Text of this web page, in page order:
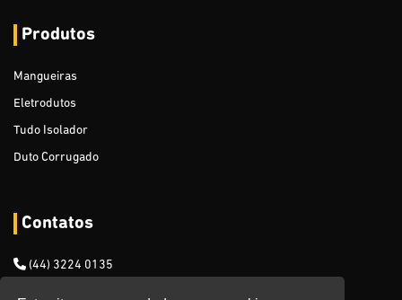
Mangueira de Nível
Mangueiras Especiais para Gasolina
Cabo De Aço Revestido
Varal - 1,65 mm
Expositor Metálico para Mangueiras de Jardim - 200 ou 250
Produtos
Mangueiras
Eletrodutos
Tudo Isolador
Duto Corrugado
Contatos
(44) 3224 0135